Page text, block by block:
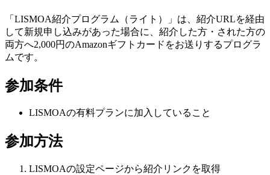
「LISMOA紹介プログラム（ライト）」は、紹介URLを経由
して新規申し込みがあった場合に、紹介した方・された方の
両方へ2,000円のAmazonギフトカードをお送りするプログラ
ムです。
参加条件
LISMOAの有料プランに加入していること
参加方法
LISMOAの設定ページから紹介リンクを取得